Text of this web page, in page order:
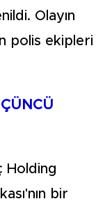
Olayın
polis ekipleri
Holding
bir